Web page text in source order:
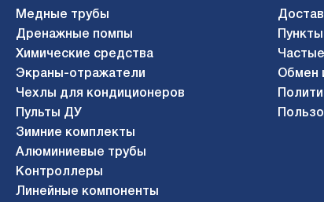
Медные трубы
Дренажные помпы
Химические средства
Экраны-отражатели
Чехлы для кондиционеров
Пульты ДУ
Зимние комплекты
Алюминиевые трубы
Контроллеры
Линейные компоненты
Обмен